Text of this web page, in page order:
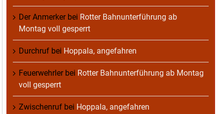
Der Anmerkerbei Rotter Bahnunterführung ab
Montag voll gesperrt
Durchruf bei Hoppala, angefahren
Feuerwehrlerbei Rotter Bahnunterführung ab Montag
voll gesperrt
Zwischenruf bei Hoppala, angefahren